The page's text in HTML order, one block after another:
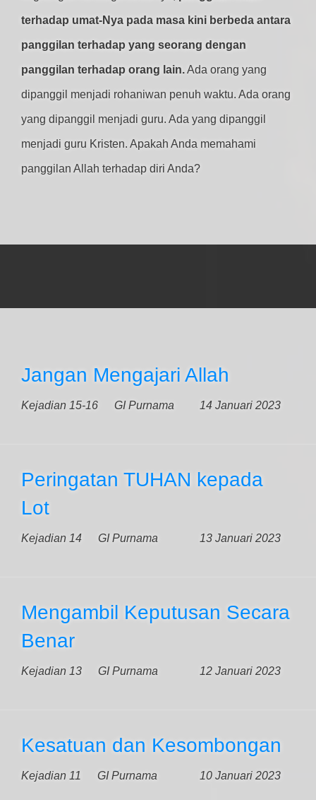
terhadap umat-Nya pada masa kini berbeda antara
panggilan terhadap yang seorang dengan
panggilan terhadap orang lain.Ada orang yang
dipanggil menjadi rohaniwan penuh waktu. Ada orang
yang dipanggil menjadi guru. Ada yang dipanggil
menjadi guru Kristen. Apakah Anda memahami
panggilan Allah terhadap diri Anda?
Jangan Mengajari Allah
Kejadian 15-16 14 Januari 2023
GI Purnama
Peringatan TUHAN kepada
Lot
Kejadian 14 13 Januari 2023
GI Purnama
Mengambil Keputusan Secara
Benar
Kejadian 13 12 Januari 2023
GI Purnama
Kesatuan dan Kesombongan
Kejadian 11 10 Januari 2023
GI Purnama